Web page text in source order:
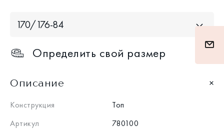
170/176-84
Определить свой размер
Описание
Конструкция
Топ
Артикул
780100